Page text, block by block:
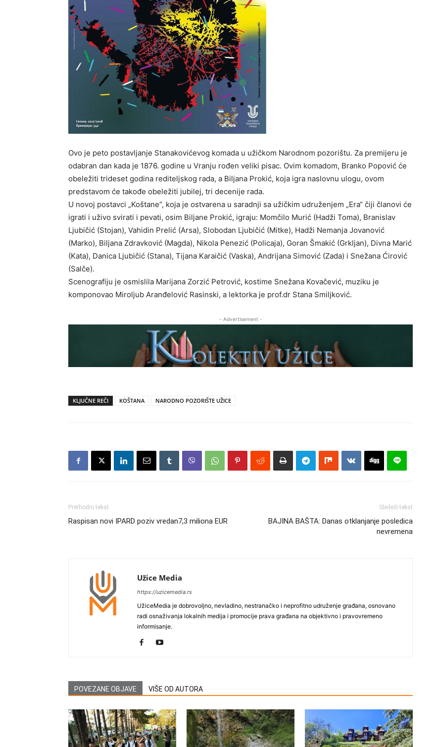
Ovo je peto postavljanje Stanakovićevog komada u užičkom Narodnom pozorištu. Za premijeru je
odabran dan kada je 1876. godine u Vranju rođen veliki pisac. Ovim komadom, Branko Popović će
obeležiti trideset godina rediteljskog rada, a Biljana Prokić, koja igra naslovnu ulogu, ovom
predstavom će takođe obeležiti jubilej, tri decenije rada.
U novoj postavci „Koštane“, koja je ostvarena u saradnji sa užičkim udruženjem „Era“ čiji članovi će
igrati i uživo svirati i pevati, osim Biljane Prokić, igraju: Momčilo Murić (Hadži Toma), Branislav
Ljubičić (Stojan), Vahidin Prelić (Arsa), Slobodan Ljubičić (Mitke), Hadži Nemanja Jovanović
(Marko), Biljana Zdravković (Magda), Nikola Penezić (Policaja), Goran Šmakić (Grkljan), Divna Marić
(Kata), Danica Ljubičić (Stana), Tijana Karaičić (Vaska), Andrijana Simović (Zada) i Snežana Ćirović
(Salče).
Scenografiju je osmislila Marijana Zorzić Petrović, kostime Snežana Kovačević, muziku je
komponovao Miroljub Aranđelović Rasinski, a lektorka je prof.dr Stana Smiljković.
- Advertisement -
KLJUČNE REČI KOŠTANA NARODNO POZORIŠTE UŽICE
Prethodni tekst
Raspisan novi IPARD poziv vredan7,3 miliona EUR
Sledeći tekst
BAJINA BAŠTA: Danas otklanjanje posledica
nevremena
Užice Media
https://uzicemedia.rs
UžiceMedia je dobrovoljno, nevladino, nestranačko i neprofitno udruženje građana, osnovano
radi osnaživanja lokalnih medija i promocije prava građana na objektivno i pravovremeno
informisanje.
POVEZANE OBJAVE VIŠE OD AUTORA